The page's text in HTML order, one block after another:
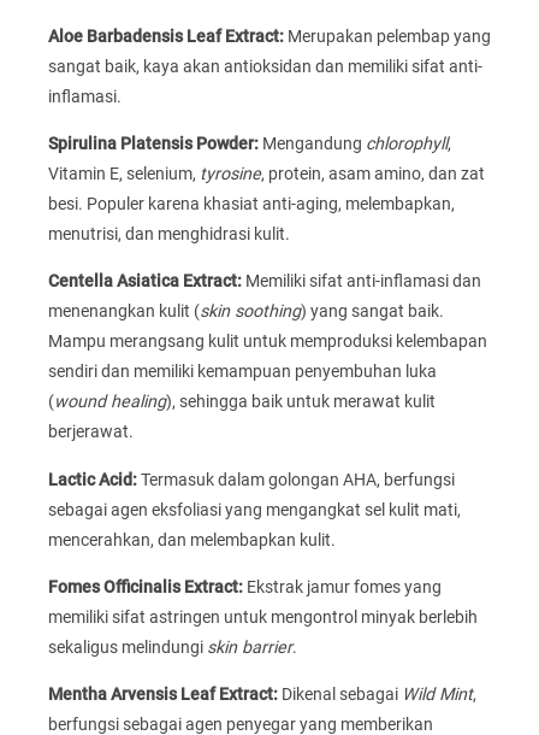
Aloe Barbadensis Leaf Extract: Merupakan pelembap yang
sangat baik, kaya akan antioksidan dan memiliki sifat anti-
inflamasi.
Spirulina Platensis Powder: Mengandung chlorophyll,
Vitamin E, selenium, tyrosine, protein, asam amino, dan zat
besi. Populer karena khasiat anti-aging, melembapkan,
menutrisi, dan menghidrasi kulit.
Centella Asiatica Extract: Memiliki sifat anti-inflamasi dan
menenangkan kulit (skin soothing) yang sangat baik.
Mampu merangsang kulit untuk memproduksi kelembapan
sendiri dan memiliki kemampuan penyembuhan luka
(wound healing), sehingga baik untuk merawat kulit
berjerawat.
Lactic Acid:Termasuk dalam golongan AHA, berfungsi
sebagai agen eksfoliasi yang mengangkat sel kulit mati,
mencerahkan, dan melembapkan kulit.
Fomes Officinalis Extract: Ekstrak jamur fomes yang
memiliki sifat astringen untuk mengontrol minyak berlebih
sekaligus melindungi skin barrier.
Mentha Arvensis Leaf Extract: Dikenal sebagai Wild Mint,
berfungsi sebagai agen penyegar yang memberikan